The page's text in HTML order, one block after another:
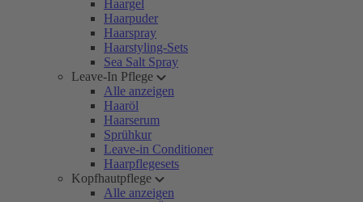
Haargel
Haarpuder
Haarspray
Haarstyling-Sets
Sea Salt Spray
Leave-In Pflege
Alle anzeigen
Haaröl
Haarserum
Sprühkur
Leave-in Conditioner
Haarpflegesets
Kopfhautpflege
Alle anzeigen